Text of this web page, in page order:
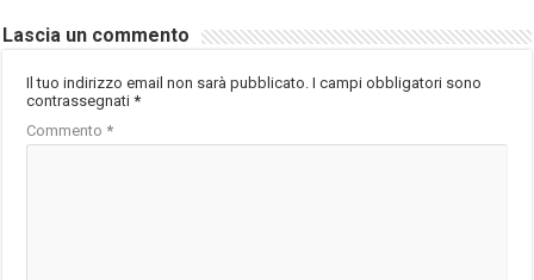
Lascia un commento
Il tuo indirizzo email non sarà pubblicato. I campi obbligatori sono
contrassegnati*
Commento*